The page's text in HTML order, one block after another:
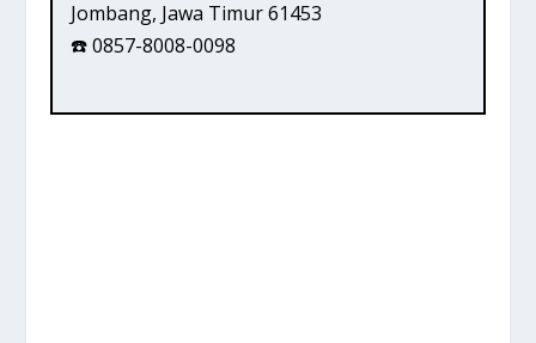
Jombang, Jawa Timur 61453
☎️ 0857-8008-0098